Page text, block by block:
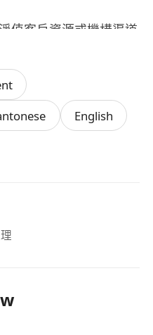
值客戶資源或機構渠道
實現業績轉化。
邏輯及數字資產市場具
，能理解並傳遞產品核
自主規劃時間與目標，
判技巧與客戶信任建立
義視角投入事業共建，
職／兼職／合伙人）。
English